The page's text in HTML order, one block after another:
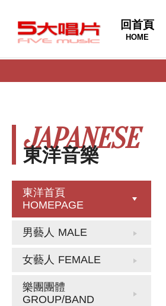
回首頁
HOME
東洋音樂
JAPANESE
東洋首頁
HOMEPAGE
男藝人 MALE
女藝人 FEMALE
樂團團體
GROUP/BAND